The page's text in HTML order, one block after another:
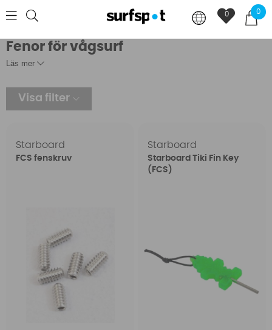
0
0
Fenor för vågsurf
Läs mer
Visa filter
Starboard
FCS fenskruv
Starboard
Starboard Tiki Fin Key
(FCS)